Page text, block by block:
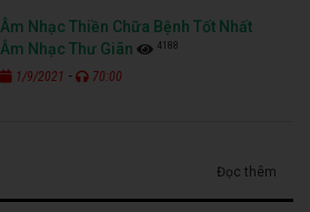
Âm Nhạc Thiền Chữa Bệnh Tốt Nhất
Âm Nhạc Thư Giãn
4188
1/9/2021 - 70:00
Đọc thêm